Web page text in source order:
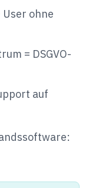
ohne
= DSGVO-
auf